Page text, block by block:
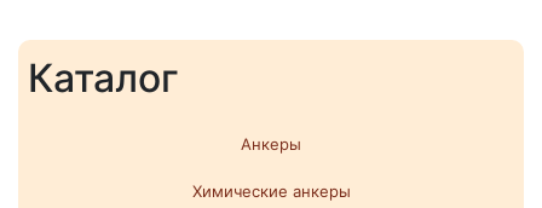
Каталог
Анкеры
Химические анкеры